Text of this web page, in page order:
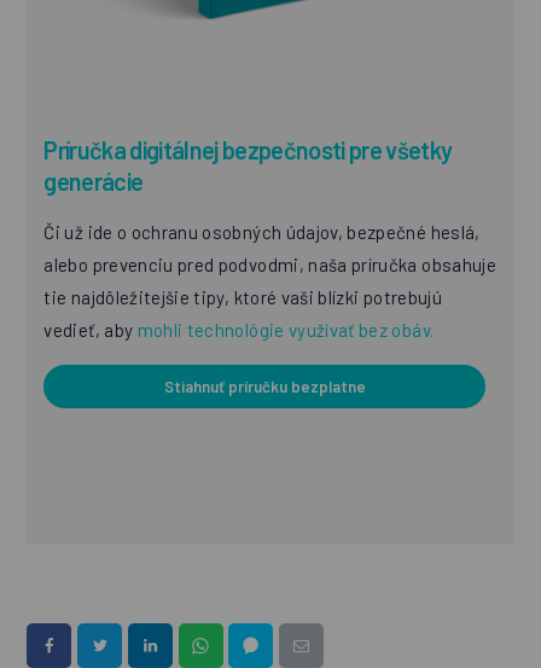
Príručka digitálnej bezpečnosti pre všetky
generácie
Či už ide o ochranu osobných údajov, bezpečné heslá,
alebo prevenciu pred podvodmi, naša príručka obsahuje
tie najdôležitejšie tipy, ktoré vaši blízki potrebujú
vedieť, aby mohli technológie využívať bez obáv.
Stiahnuť príručku bezplatne